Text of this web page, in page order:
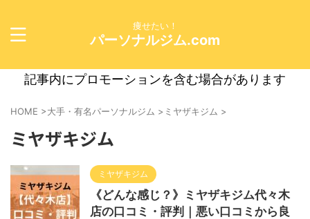
痩せたい！
パーソナルジム.com
記事内にプロモーションを含む場合があります
HOME >大手・有名パーソナルジム > ミヤザキジム >
ミヤザキジム
ミヤザキジム
《どんな感じ？》ミヤザキジム代々木
店の口コミ・評判｜悪い口コミから良